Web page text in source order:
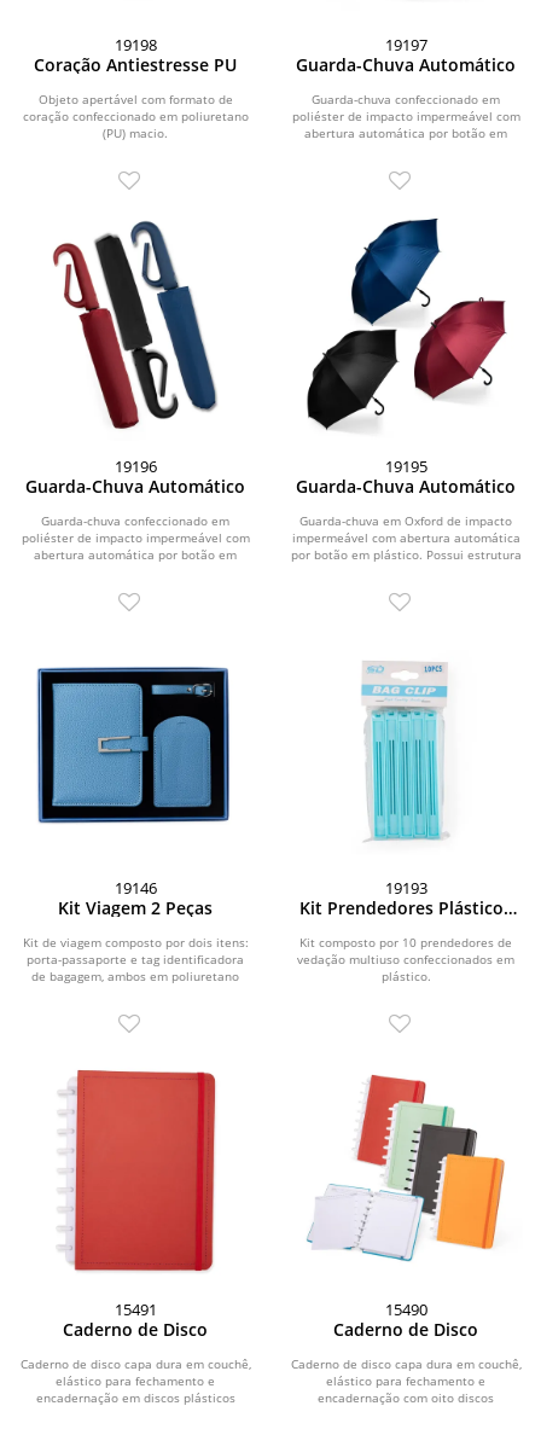
19198
Coração Antiestresse PU
Objeto apertável com formato de
coração confeccionado em poliuretano
(PU) macio.
19197
Guarda-Chuva Automático
Guarda-chuva confeccionado em
poliéster de impacto impermeável com
abertura automática por botão em
19196
Guarda-Chuva Automático
Guarda-chuva confeccionado em
poliéster de impacto impermeável com
abertura automática por botão em
19195
Guarda-Chuva Automático
Guarda-chuva em Oxford de impacto
impermeável com abertura automática
por botão em plástico. Possui estrutura
19146
Kit Viagem 2 Peças
Kit de viagem composto por dois itens:
porta-passaporte e tag identificadora
de bagagem, ambos em poliuretano
19193
Kit Prendedores Plásticos
Kit composto por 10 prendedores de
vedação multiuso confeccionados em
plástico.
15491
Caderno de Disco
Caderno de disco capa dura em couchê,
elástico para fechamento e
encadernação em discos plásticos
15490
Caderno de Disco
Caderno de disco capa dura em couchê,
elástico para fechamento e
encadernação com oito discos